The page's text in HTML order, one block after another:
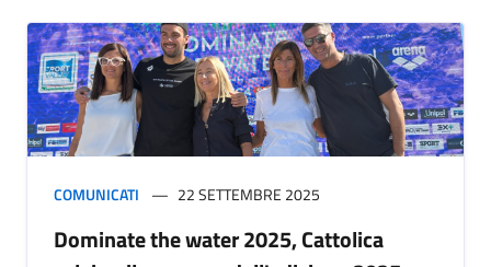
COMUNICATI 22 SETTEMBRE 2025
Dominate the water 2025, Cattolica